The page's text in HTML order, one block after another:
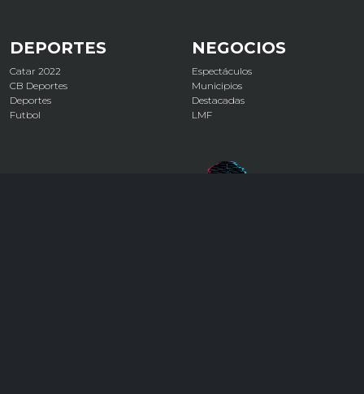
DEPORTES
Catar 2022
CB Deportes
Deportes
Futbol
NEGOCIOS
Espectáculos
Municipios
Destacadas
LMF